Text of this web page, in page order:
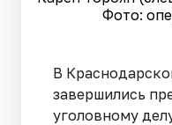
Фото:
В
завершились
уголовному